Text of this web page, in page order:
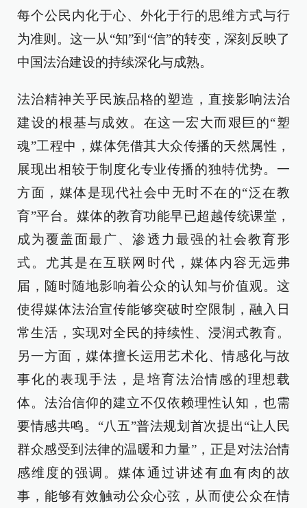
每个公民内化于心、外化于行的思维方式与行
为准则。这一从“知”到“信”的转变，深刻反映了
中国法治建设的持续深化与成熟。
法治精神关乎民族品格的塑造，直接影响法治
建设的根基与成效。在这一宏大而艰巨的“塑
魂”工程中，媒体凭借其大众传播的天然属性，
展现出相较于制度化专业传播的独特优势。一
方面，媒体是现代社会中无时不在的“泛在教
育”平台。媒体的教育功能早已超越传统课堂，
成为覆盖面最广、渗透力最强的社会教育形
式。尤其是在互联网时代，媒体内容无远弗
届，随时随地影响着公众的认知与价值观。这
使得媒体法治宣传能够突破时空限制，融入日
常生活，实现对全民的持续性、浸润式教育。
另一方面，媒体擅长运用艺术化、情感化与故
事化的表现手法，是培育法治情感的理想载
体。法治信仰的建立不仅依赖理性认知，也需
要情感共鸣。“八五”普法规划首次提出“让人民
群众感受到法律的温暖和力量”，正是对法治情
感维度的强调。媒体通过讲述有血有肉的故
事，能够有效触动公众心弦，从而使公众在情